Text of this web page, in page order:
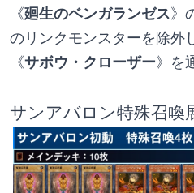
《廻生のベンガランゼス》
のリンクモンスターを除外
《サボウ・クローザー》を
サンアバロン特殊召喚